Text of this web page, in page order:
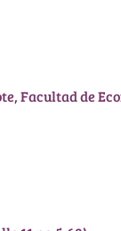
Facultad de